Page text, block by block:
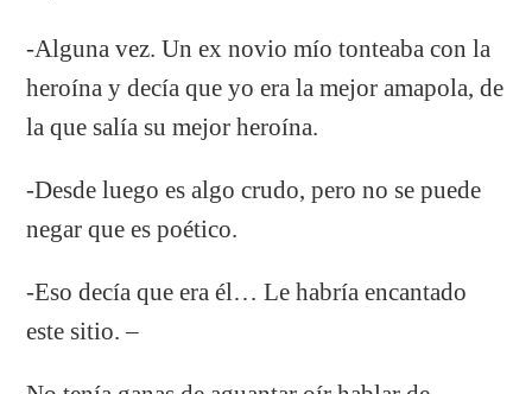
-Alguna vez. Un ex novio mío tonteaba con la
heroína y decía que yo era la mejor amapola, de
la que salía su mejor heroína.
-Desde luego es algo crudo, pero no se puede
negar que es poético.
-Eso decía que era él… Le habría encantado
este sitio. –